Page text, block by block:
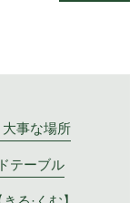
事な場所
テーブル